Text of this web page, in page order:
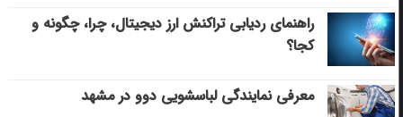
راهنمای ردیابی تراکنش ارز دیجیتال، چرا، چگونه و
کجا؟
معرفی نمایندگی لباسشویی دوو در مشهد